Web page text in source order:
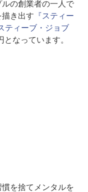
の創業者の一人で
き出す 『スティー
ティーブ・ジョブ
なっています。
を捨てメンタルを